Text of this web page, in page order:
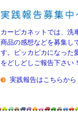
カーピカネットでは、洗
商品の感想などを募集し
す。ピッカピカになった
をどしどしご報告下さい
実践報告はこちらから